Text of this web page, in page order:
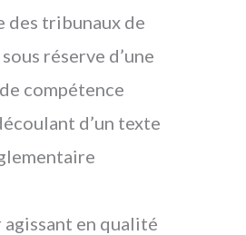
des tribunaux de
réserve d’une
compétence
d’un texte
agissant en qualité